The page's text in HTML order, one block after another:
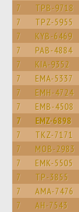
7 TPB-9718
7 TPZ-5955
7 KYB-6469
7 PAB-4884
7 KIA-9352
7 EMA-5337
7 EMH-4724
7 EMB-4508
7 EMZ-6898
7 TKZ-7171
7 MOB-2983
7 EMK-5505
7 TP-3855
7 AMA-7476
7 AH-7543